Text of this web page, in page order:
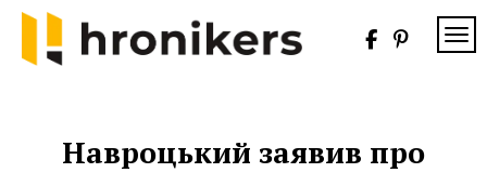
Skip
content
Навроцький заявив про